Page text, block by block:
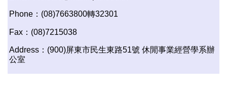
Phone：(08)7663800轉32301
Fax：(08)7215038
Address：(900)屏東市民生東路51號 休閒事業經營學系辦
公室